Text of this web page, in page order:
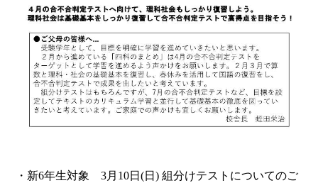
・新6年生対象 3月10日(日) 組分けテストについてのご